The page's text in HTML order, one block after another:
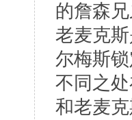
的詹森
老麦克
尔梅斯
不同之
和老麦